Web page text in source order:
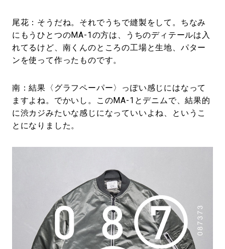
尾花：そうだね。それでうちで縫製をして。ちなみ
にもうひとつのMA-1の方は、うちのディテールは入
れてるけど、南くんのところの工場と生地、パター
ンを使って作ったものです。
南：結果〈グラフペーパー〉っぽい感じにはなって
ますよね。でかいし。このMA-1とデニムで、結果的
に渋カジみたいな感じになっていいよね、というこ
とになりました。